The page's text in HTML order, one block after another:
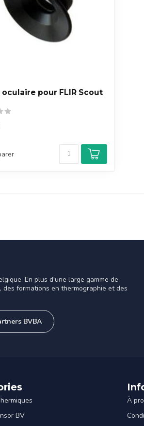
oculaire pour FLIR Scout
En plus d'une large gamme de
formations en thermographie et des
BVBA
BV
À